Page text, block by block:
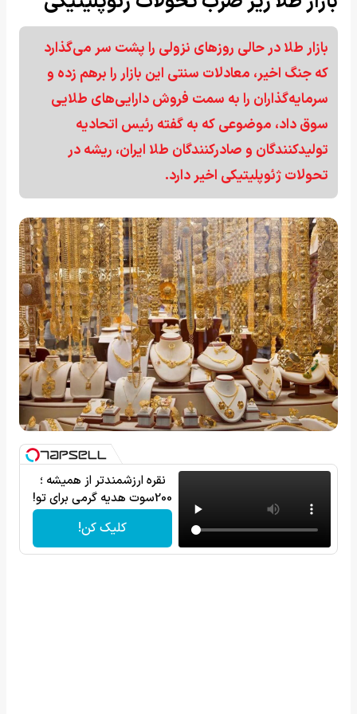
بازار طلا در حالی روزهای نزولی را پشت سر می‌گذارد
که جنگ اخیر، معادلات سنتی این بازار را برهم زده و
سرمایه‌گذاران را به سمت فروش دارایی‌های طلایی
سوق داد، موضوعی که به گفته رئیس اتحادیه
تولیدکنندگان و صادرکنندگان طلا ایران، ریشه در
تحولات ژئوپلیتیکی اخیر دارد.
نقره ارزشمندتر از همیشه ؛
200سوت هدیه گرمی برای تو!
کلیک کن!